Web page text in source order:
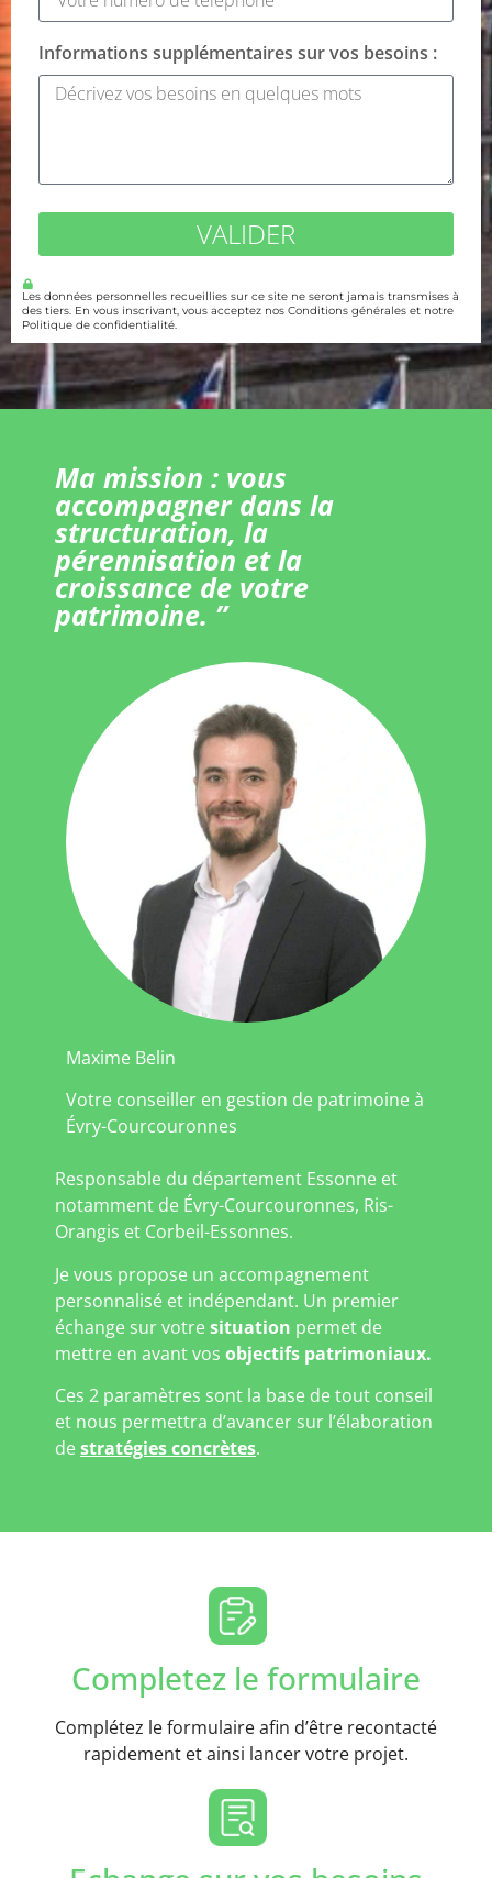
Informations supplémentaires sur vos besoins :
VALIDER
Les données personnelles recueillies sur ce site ne seront jamais transmises à
des tiers. En vous inscrivant, vous acceptez nos Conditions générales et notre
Politique de confidentialité.
Ma mission : vous
accompagner dans la
structuration, la
pérennisation et la
croissance de votre
patrimoine. ”
Maxime Belin
Votre conseiller en gestion de patrimoine à
Évry-Courcouronnes
Responsable du département Essonne et
notamment de Évry-Courcouronnes, Ris-
Orangis et Corbeil-Essonnes.
Je vous propose un accompagnement
personnalisé et indépendant. Un premier
échange sur votresituation permet de
mettre en avant vos objectifs patrimoniaux.
Ces 2 paramètres sont la base de tout conseil
et nous permettra d’avancer sur l’élaboration
destratégies concrètes.
Completez le formulaire
Complétez le formulaire afin d’être recontacté
rapidement et ainsi lancer votre projet.